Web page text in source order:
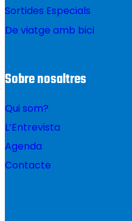
Sortides Especials
De viatge amb bici
Sobre nosaltres
Qui som?
L’Entrevista
Agenda
Contacte